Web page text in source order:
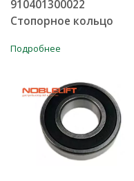
910401300022
Стопорное кольцо
Подробнее